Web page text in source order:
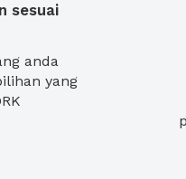
sesuai
anda
yang